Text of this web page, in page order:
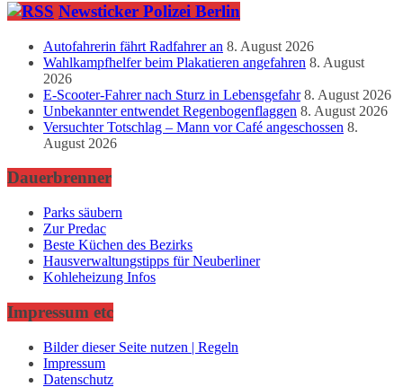
Newsticker Polizei Berlin
Autofahrerin fährt Radfahrer an 8. August 2026
Wahlkampfhelfer beim Plakatieren angefahren 8. August
2026
E-Scooter-Fahrer nach Sturz in Lebensgefahr 8. August 2026
Unbekannter entwendet Regenbogenflaggen 8. August 2026
Versuchter Totschlag – Mann vor Café angeschossen 8.
August 2026
Dauerbrenner
Parks säubern
Zur Predac
Beste Küchen des Bezirks
Hausverwaltungstipps für Neuberliner
Kohleheizung Infos
Impressum etc
Bilder dieser Seite nutzen | Regeln
Impressum
Datenschutz